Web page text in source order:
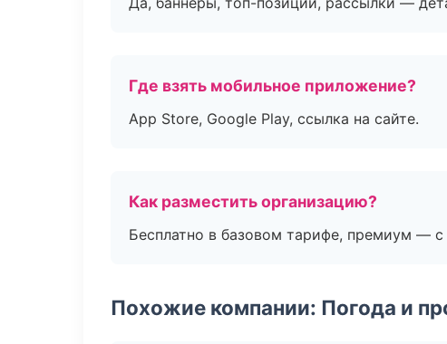
Где взять мобильное приложение?
App Store, Google Play, ссылка на сайте.
Как разместить организацию?
Бесплатно в базовом тарифе, премиум —
Похожие компании: Погода и